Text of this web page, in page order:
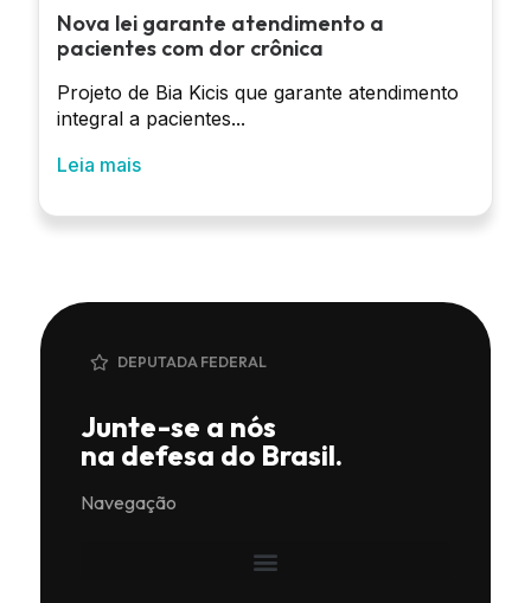
Nova lei garante atendimento a
pacientes com dor crônica
Projeto de Bia Kicis que garante atendimento
integral a pacientes...
Leia mais
DEPUTADA FEDERAL
Junte-se a nós
na defesa do Brasil.
Navegação